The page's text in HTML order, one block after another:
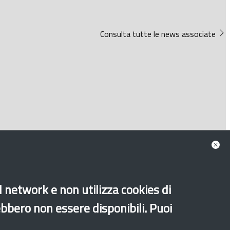
Consulta tutte le news associate
e non utilizza cookies di
non essere disponibili. Puoi